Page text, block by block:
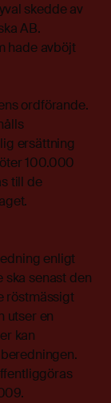
skedde av
AB.
hade avböjt
ordförande.
ersättning
100.000
till de
enligt
ska senast den
röstmässigt
utser en
kan